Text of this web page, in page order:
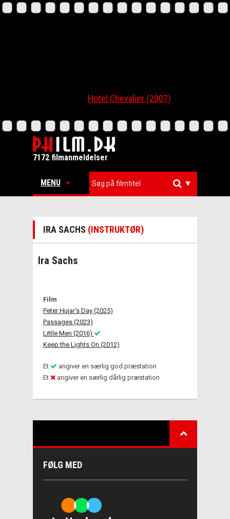
Hotel Chevalier (2007)
7172 filmanmeldelser
MENU ▼
IRA SACHS (INSTRUKTØR)
Ira Sachs
Film
Peter Hujar's Day (2025)
Passages (2023)
Little Men (2016)
Keep the Lights On (2012)
Et
angiver en særlig god præstation
Et
angiver en særlig dårlig præstation
FØLG MED